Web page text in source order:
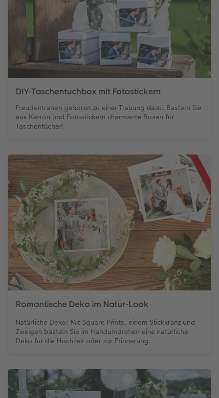
DIY-Taschentuchbox mit Fotostickern
Freudentränen gehören zu einer Trauung dazu: Basteln Sie
aus Karton und Fotostickern charmante Boxen für
Taschentücher!
Romantische Deko im Natur-Look
Natürliche Deko: Mit Square Prints, einem Stickkranz und
Zweigen basteln Sie im Handumdrehen eine natürliche
Deko für die Hochzeit oder zur Erinnerung.